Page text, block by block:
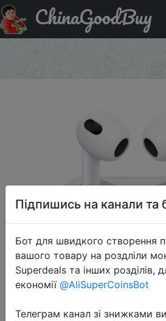
Акція на Наушники Apple AirPods
(3th generation)
ChinaGoodBuy
Підпишись на канали та
Бот для швидкого створення
вашого товару на роздліли
Superdeals та інших розділів,
економії @AliSuperCoinsBot
Телеграм канал зі знижками